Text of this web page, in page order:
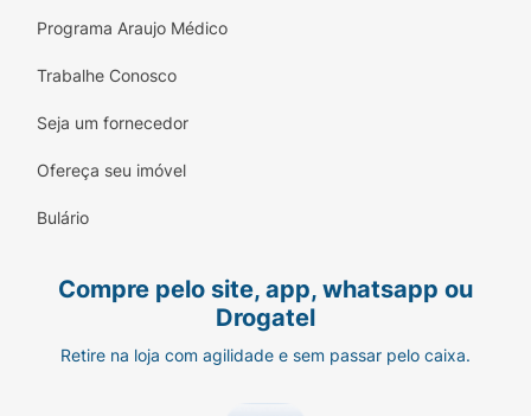
Programa Araujo Médico
Trabalhe Conosco
Seja um fornecedor
Ofereça seu imóvel
Bulário
Compre pelo site, app, whatsapp ou
Drogatel
Retire na loja com agilidade e sem passar pelo caixa.